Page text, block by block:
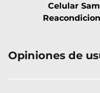
Celular
Opiniones de